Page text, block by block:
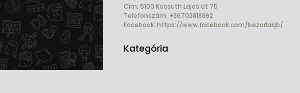
Cím: 5100 Kossuth Lajos út 75
Telefonszám: +36702818892
Facebook: https://www.facebook.com/bezarlakjb/
Kategória